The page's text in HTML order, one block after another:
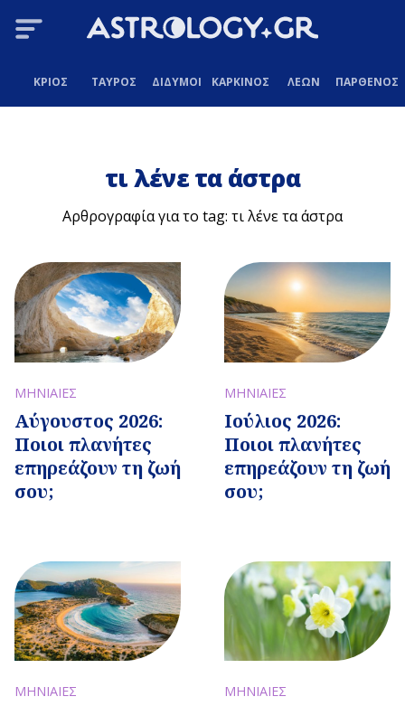
ΚΡΙΟΣ ΤΑΥΡΟΣ ΔΙΔΥΜΟΙ ΚΑΡΚΙΝΟΣ ΛΕΩΝ ΠΑΡΘΕΝΟΣ
τι λένε τα άστρα
Αρθρογραφία για το tag: τι λένε τα άστρα
ΜΗΝΙΑΙΕΣ
Αύγουστος 2026:
Ποιοι πλανήτες
επηρεάζουν τη ζωή
σου;
ΜΗΝΙΑΙΕΣ
Ιούλιος 2026:
Ποιοι πλανήτες
επηρεάζουν τη ζωή
σου;
ΜΗΝΙΑΙΕΣ ΜΗΝΙΑΙΕΣ